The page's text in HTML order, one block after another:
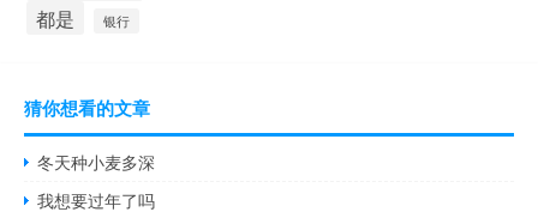
都是 银行
猜你想看的文章
冬天种小麦多深
我想要过年了吗